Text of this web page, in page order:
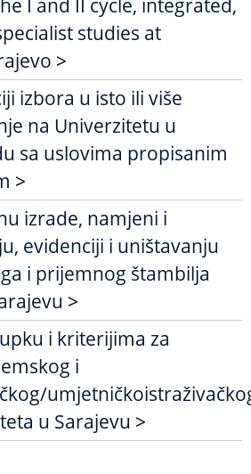
I and II cycle, integrated,
studies at
>
izbora u isto ili više
na Univerzitetu u
sa uslovima propisanim
>
izrade, namjeni i
evidenciji i uništavanju
i prijemnog štambilja
>
i kriterijima za
i
u Sarajevu >